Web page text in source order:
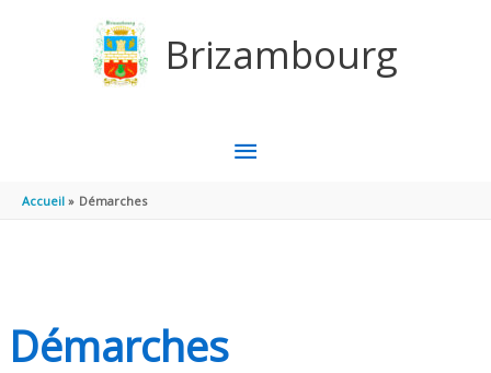
Brizambourg
MENU
Accueil Démarches
Démarches